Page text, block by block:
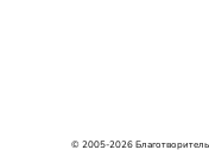
© 2005-2026